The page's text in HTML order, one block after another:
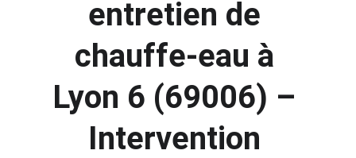
entretien de
chauffe-eau à
Lyon 6 (69006) –
Intervention